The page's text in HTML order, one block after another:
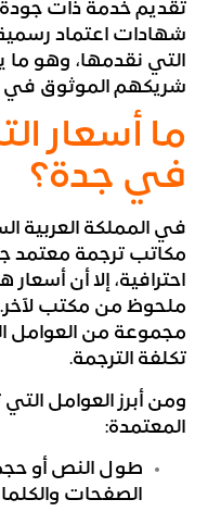
تقديم خدمة ذات جودة
شهادات اعتماد
التي نقدمها، وهو ما
شريكهم الموثوق في
ما أسعار
في جدة؟
في المملكة العربية
مكاتب ترجمة معتمد
احترافية، إلا أن
ملحوظ من مكتب لآخر.
مجموعة من العوامل
تكلفة الترجمة.
ومن أبرز العوامل
المعتمدة:
طول النص أو حجم
الصفحات